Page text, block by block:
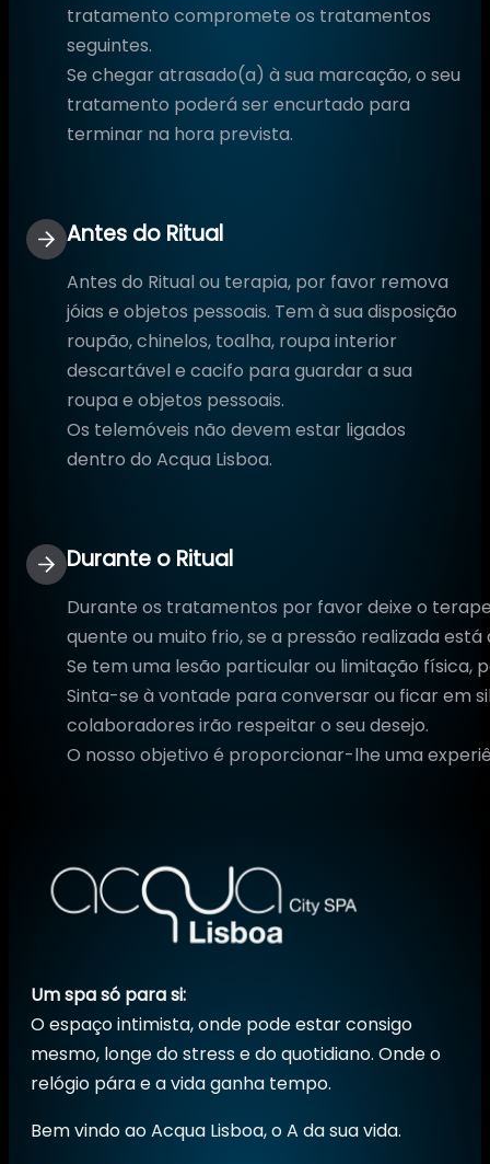
tratamento compromete os tratamentos
seguintes.
Se chegar atrasado(a) à sua marcação, o seu
tratamento poderá ser encurtado para
terminar na hora prevista.
Antes do Ritual
Antes do Ritual ou terapia, por favor remova
jóias e objetos pessoais. Tem à sua disposição
roupão, chinelos, toalha, roupa interior
descartável e cacifo para guardar a sua
roupa e objetos pessoais.
Os telemóveis não devem estar ligados
dentro do Acqua Lisboa.
Durante o Ritual
Durante os tratamentos por favor deixe o
quente ou muito frio, se a pressão realizada
Se tem uma lesão particular ou limitação
Sinta-se à vontade para conversar ou ficar em
colaboradores irão respeitar o seu desejo.
O nosso objetivo é proporcionar-lhe uma
Um spa só para si:
O espaço intimista, onde pode estar consigo
mesmo, longe do stress e do quotidiano. Onde o
relógio pára e a vida ganha tempo.
Bem vindo ao Acqua Lisboa, o A da sua vida.